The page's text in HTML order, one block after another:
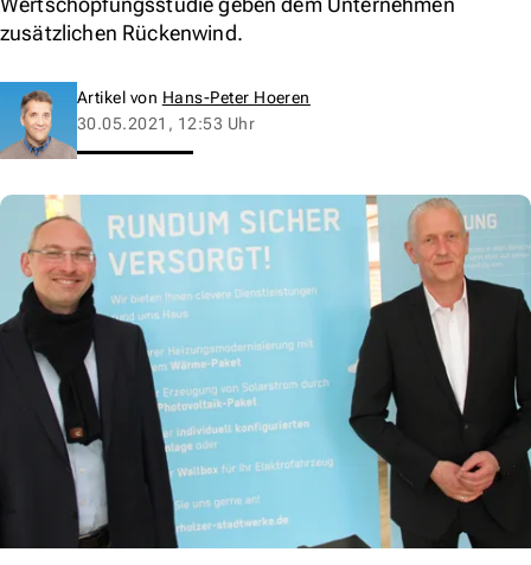
zusätzlichen Rückenwind.
Artikel von Hans-Peter Hoeren
30.05.2021, 12:53 Uhr